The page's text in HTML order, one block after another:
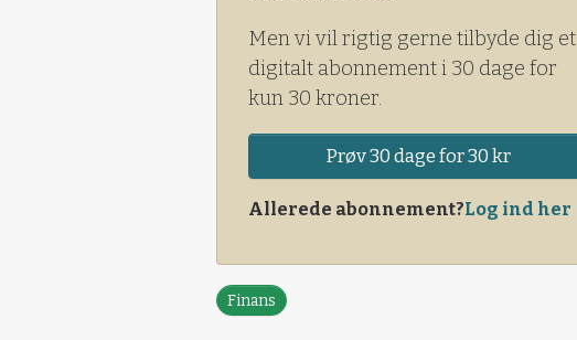
Men vi vil rigtig gerne tilbyde dig et
digitalt abonnement i 30 dage for
kun 30 kroner.
Prøv 30 dage for 30 kr
Allerede abonnement?Log ind her
Finans